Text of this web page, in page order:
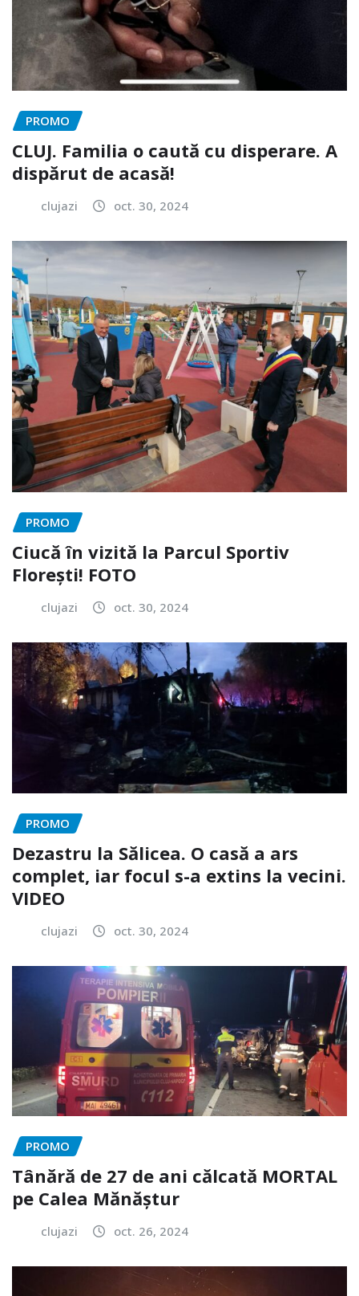
PROMO
CLUJ. Familia o caută cu disperare. A
dispărut de acasă!
clujazi oct. 30, 2024
PROMO
Ciucă în vizită la Parcul Sportiv
Florești! FOTO
clujazi oct. 30, 2024
PROMO
Dezastru la Sălicea. O casă a ars
complet, iar focul s-a extins la vecini.
VIDEO
clujazi oct. 30, 2024
PROMO
Tânără de 27 de ani călcată MORTAL
pe Calea Mănăștur
clujazi oct. 26, 2024